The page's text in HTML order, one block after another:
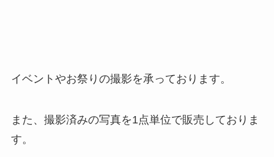
イベントやお祭りの撮影を承っております。
また、撮影済みの写真を1点単位で販売しておりま
す。